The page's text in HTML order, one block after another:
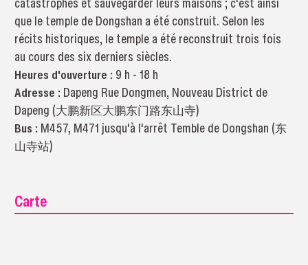
que le temple de Dongshan a été construit. Selon les
récits historiques, le temple a été reconstruit trois fois
au cours des six derniers siècles.
Heures d'ouverture : 9 h - 18 h
Adresse : Dapeng Rue Dongmen, Nouveau District de
Dapeng (大鹏新区大鹏东门路东山寺)
Bus : M457, M471 jusqu'à l'arrêt Temble de Dongshan (东
山寺站)
Carte